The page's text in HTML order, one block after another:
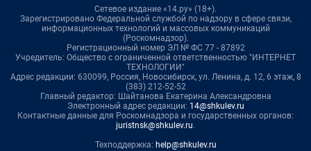
Сетевое издание «14.ру» (18+).
Зарегистрировано Федеральной службой по надзору в сфере связи,
информационных технологий и массовых коммуникаций
(Роскомнадзор).
Регистрационный номер ЭЛ № ФС 77 - 87892
Учредитель: Общество с ограниченной ответственностью "ИНТЕРНЕТ
ТЕХНОЛОГИИ"
Адрес редакции: 630099, Россия, Новосибирск, ул. Ленина, д. 12, 6 этаж, 8
(383) 212-52-52
Главный редактор: Шайтанова Екатерина Александровна
Электронный адрес редакции: 14@shkulev.ru
Контактные данные для Роскомнадзора и государственных органов:
juristnsk@shkulev.ru.
Техподдержка: help@shkulev.ru